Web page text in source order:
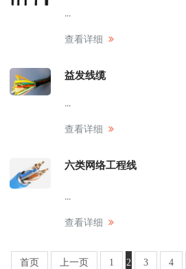
...
查看详细
益发线缆
...
查看详细
六类网络工程线
...
查看详细
首页 上一页 1 2 3 4